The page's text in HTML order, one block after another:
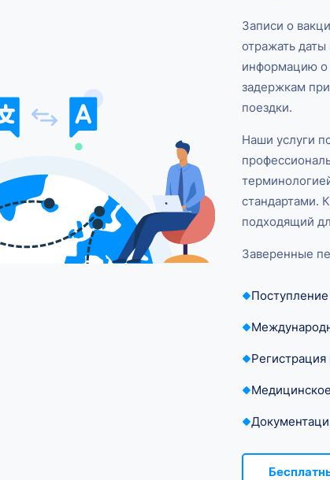
Записи о
отражать
информацию о
задержкам
поездки.
Наши услуги
стандартами.
подходящий
Заверенные